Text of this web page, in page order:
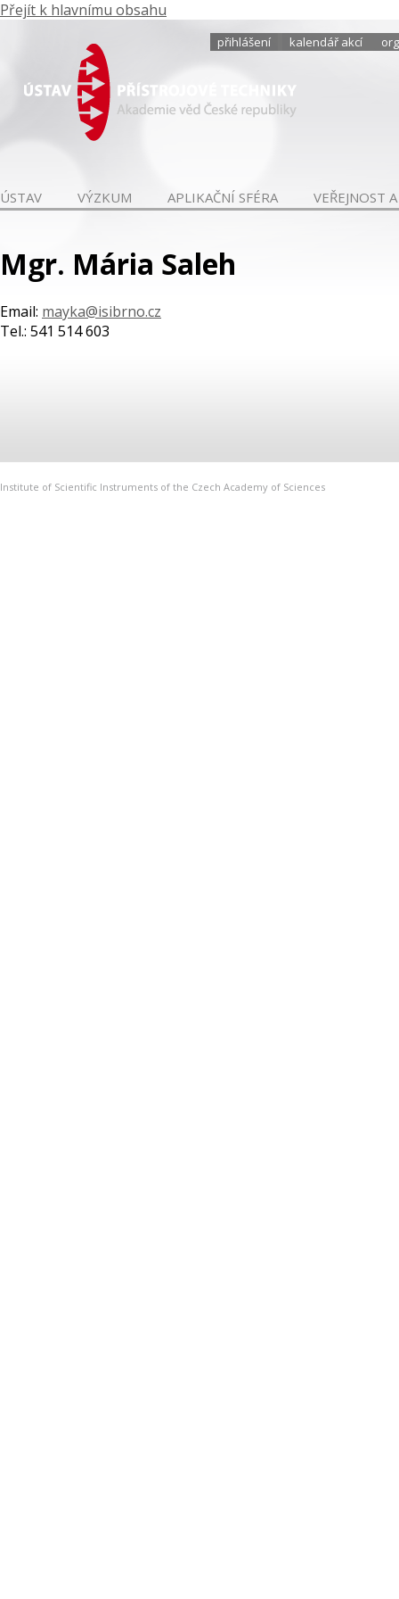
Přejít k hlavnímu obsahu
přihlášení kalendář akcí
ÚSTAV VÝZKUM APLIKAČNÍ SFÉRA VEŘEJNOST
Mgr. Mária Saleh
Email: mayka@isibrno.cz
Tel.: 541 514 603
Institute of Scientific Instruments of the Czech Academy of Sciences